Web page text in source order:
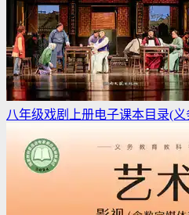
八年级戏剧上册电子课本目录(